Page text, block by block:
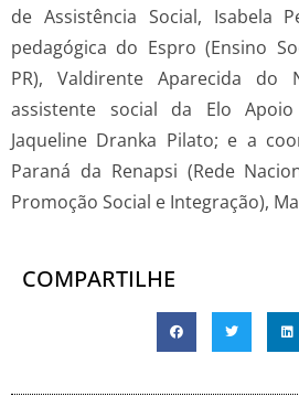
de Assistência Social, Isabela
pedagógica do Espro (Ensino
PR), Valdirente Aparecida do
assistente social da Elo
Jaqueline Dranka Pilato; e a
Paraná da Renapsi (Rede
Promoção Social e Integração),
COMPARTILHE